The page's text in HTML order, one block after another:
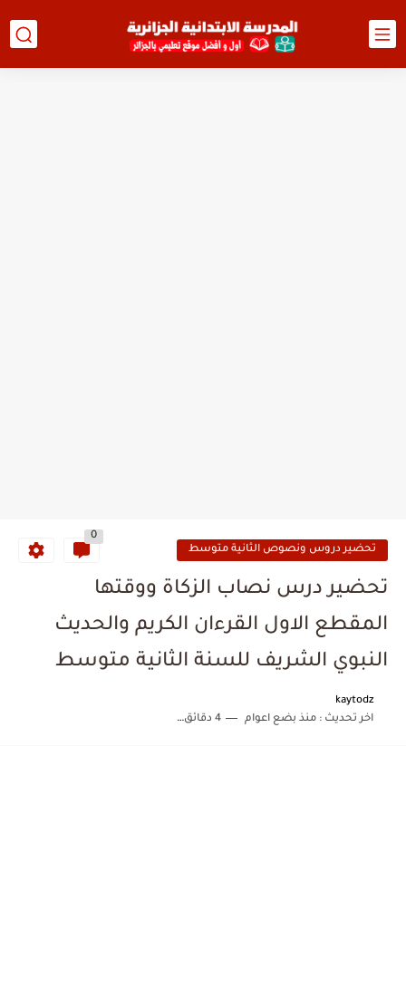
تحضير دروس ونصوص الثانية متوسط
0
تحضير درس نصاب الزكاة ووقتها
المقطع الاول القرءان الكريم والحديث
النبوي الشريف للسنة الثانية متوسط
kaytodz
اخر تحديث :منذ بضع اعوام 4 دقائق للقراءة